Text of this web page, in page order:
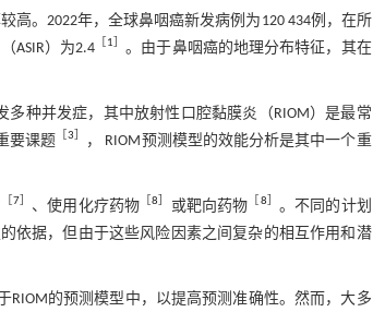
。2022年，全球鼻咽癌新发病例为120 434例，在所
ASIR）为2.4 ［1］ 。由于鼻咽癌的地理分布特征，其在
种并发症，其中放射性口腔黏膜炎（RIOM）是最常
要课题 ［3］
， RIOM预测模型的效能分析是其中一个重
［7］ 、使用化疗药物 ［8］ 或靶向药物 ［8］ 。不同的计划
依据，但由于这些风险因素之间复杂的相互作用和潜
RIOM的预测模型中，以提高预测准确性。然而，大多